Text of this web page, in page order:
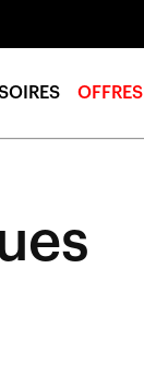
OFFRES